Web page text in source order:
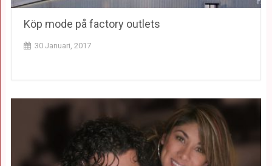
Köp mode på factory outlets
30 Januari, 2017